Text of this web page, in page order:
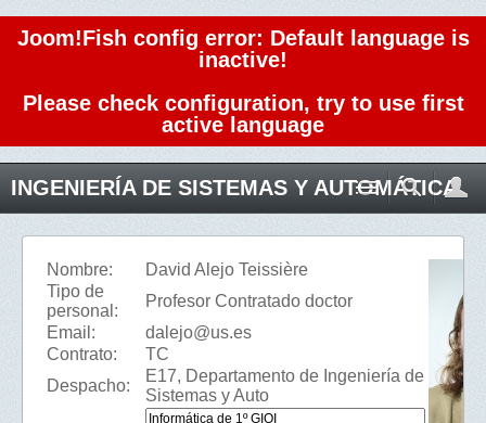
Joom!Fish config error: Default language is
inactive!
Please check configuration, try to use first
active language
INGENIERÍA DE SISTEMAS Y AUTOMÁTICA
Nombre:
David Alejo Teissière
Tipo de
personal:
Profesor Contratado doctor
Email:
dalejo@us.es
Contrato:
TC
Despacho:
E17, Departamento de Ingeniería de
Sistemas y Auto